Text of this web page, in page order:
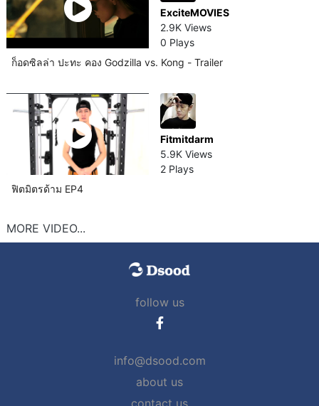
ExciteMOVIES
2.9K Views
0 Plays
ก็อดซิลล่า ปะทะ คอง Godzilla vs. Kong - Trailer
Fitmitdarm
5.9K Views
2 Plays
ฟิตมิตรด้าม EP4
MORE VIDEO...
follow us
info@dsood.com
about us